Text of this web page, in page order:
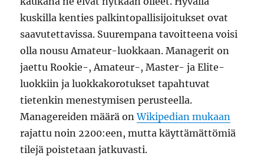
kuskilla kenties palkintopallisijoitukset ovat
saavutettavissa. Suurempana tavoitteena voisi
olla nousu Amateur-luokkaan. Managerit on
jaettu Rookie-, Amateur-, Master- ja Elite-
luokkiin ja luokkakorotukset tapahtuvat
tietenkin menestymisen perusteella.
Managereiden määrä onWikipedian mukaan
rajattu noin 2200:een, mutta käyttämättömiä
tilejä poistetaan jatkuvasti.